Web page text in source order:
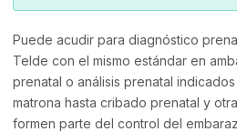
Puede acudir para diagnóstico
Telde con el mismo estándar en
prenatal o análisis prenatal
matrona hasta cribado prenatal y
formen parte del control del